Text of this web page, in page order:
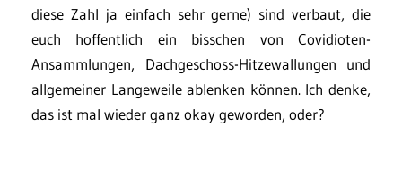
diese Zahl ja einfach sehr gerne) sind verbaut, die
euch hoffentlich ein bisschen von Covidioten-
Ansammlungen, Dachgeschoss-Hitzewallungen und
allgemeiner Langeweile ablenken können. Ich denke,
das ist mal wieder ganz okay geworden, oder?